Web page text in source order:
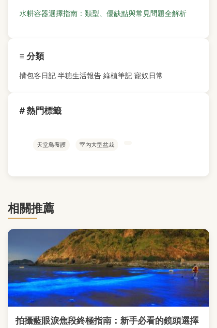
水耕容器選擇指南：類型、優缺點與常見問題全解析
≡ 分類
揹包客日記 半糖生活報告 綠植筆記 寵奴日常
# 熱門標籤
天堂鳥養護 室內大型盆栽
相關推薦
拍攝藍眼淚焦段終極指南：新手必看的鏡頭選擇